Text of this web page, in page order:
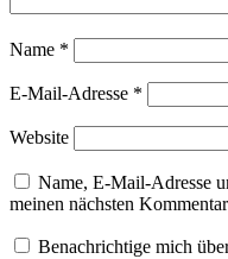
Name *
E-Mail-Adresse *
Website
Name, E-Mail-Adresse
meinen nächsten
Benachrichtige mich